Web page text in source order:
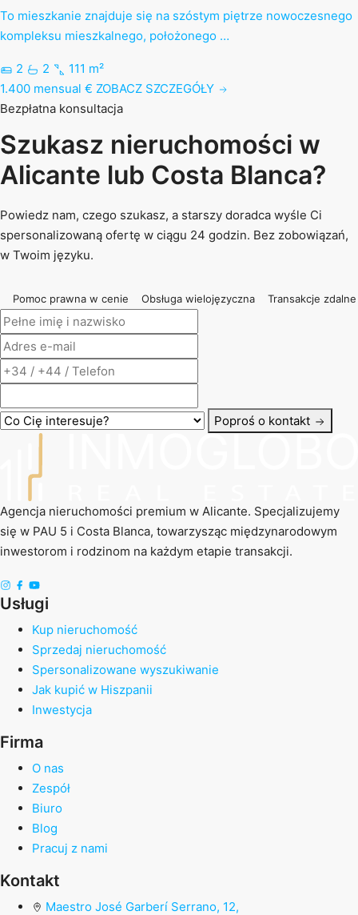
To mieszkanie znajduje się na szóstym piętrze nowoczesnego
kompleksu mieszkalnego, położonego …
2 2
111 m²
1.400 mensual € ZOBACZ SZCZEGÓŁY
Bezpłatna konsultacja
Szukasz nieruchomości w
Alicante lub Costa Blanca?
Powiedz nam, czego szukasz, a starszy doradca wyśle Ci
spersonalizowaną ofertę w ciągu 24 godzin. Bez zobowiązań,
w Twoim języku.
Pomoc prawna w cenie Obsługa wielojęzyczna Transakcje zdalne
Poproś o kontakt
Agencja nieruchomości premium w Alicante. Specjalizujemy
się w PAU 5 i Costa Blanca, towarzysząc międzynarodowym
inwestorom i rodzinom na każdym etapie transakcji.
Usługi
Kup nieruchomość
Sprzedaj nieruchomość
Spersonalizowane wyszukiwanie
Jak kupić w Hiszpanii
Inwestycja
Firma
O nas
Zespół
Biuro
Blog
Pracuj z nami
Kontakt
Maestro José Garberí Serrano, 12,